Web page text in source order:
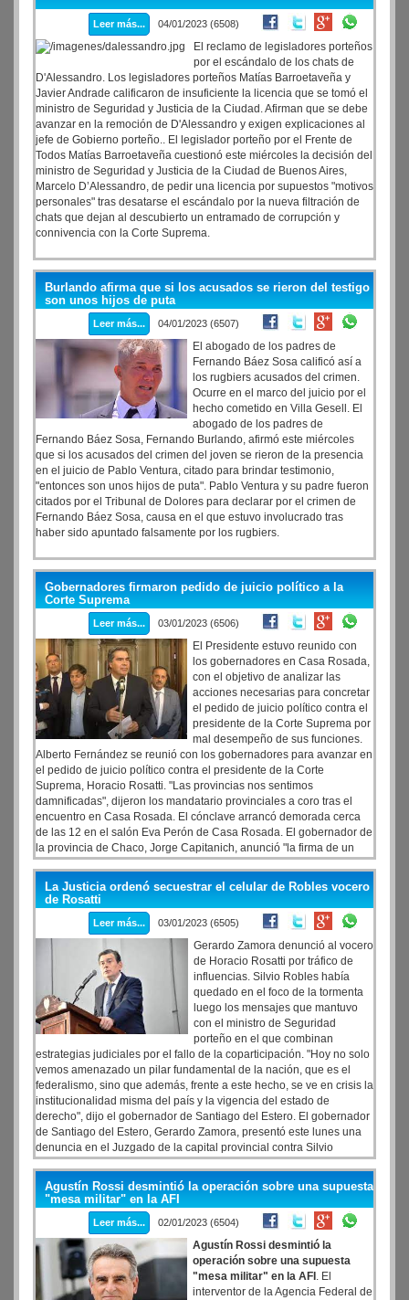
Leer más... 04/01/2023 (6508)
El reclamo de legisladores porteños
por el escándalo de los chats de
D'Alessandro. Los legisladores porteños Matías Barroetaveña y
Javier Andrade calificaron de insuficiente la licencia que se tomó el
ministro de Seguridad y Justicia de la Ciudad. Afirman que se debe
avanzar en la remoción de D'Alessandro y exigen explicaciones al
jefe de Gobierno porteño.. El legislador porteño por el Frente de
Todos Matías Barroetaveña cuestionó este miércoles la decisión del
ministro de Seguridad y Justicia de la Ciudad de Buenos Aires,
Marcelo D’Alessandro, de pedir una licencia por supuestos "motivos
personales" tras desatarse el escándalo por la nueva filtración de
chats que dejan al descubierto un entramado de corrupción y
connivencia con la Corte Suprema.
Burlando afirma que si los acusados se rieron del testigo
son unos hijos de puta
Leer más... 04/01/2023 (6507)
El abogado de los padres de
Fernando Báez Sosa calificó así a
los rugbiers acusados del crimen.
Ocurre en el marco del juicio por el
hecho cometido en Villa Gesell. El
abogado de los padres de
Fernando Báez Sosa, Fernando Burlando, afirmó este miércoles
que si los acusados del crimen del joven se rieron de la presencia
en el juicio de Pablo Ventura, citado para brindar testimonio,
"entonces son unos hijos de puta". Pablo Ventura y su padre fueron
citados por el Tribunal de Dolores para declarar por el crimen de
Fernando Báez Sosa, causa en el que estuvo involucrado tras
haber sido apuntado falsamente por los rugbiers.
Gobernadores firmaron pedido de juicio político a la
Corte Suprema
Leer más... 03/01/2023 (6506)
El Presidente estuvo reunido con
los gobernadores en Casa Rosada,
con el objetivo de analizar las
acciones necesarias para concretar
el pedido de juicio político contra el
presidente de la Corte Suprema por
mal desempeño de sus funciones.
Alberto Fernández se reunió con los gobernadores para avanzar en
el pedido de juicio político contra el presidente de la Corte
Suprema, Horacio Rosatti. "Las provincias nos sentimos
damnificadas", dijeron los mandatario provinciales a coro tras el
encuentro en Casa Rosada. El cónclave arrancó demorada cerca
de las 12 en el salón Eva Perón de Casa Rosada. El gobernador de
la provincia de Chaco, Jorge Capitanich, anunció "la firma de un
pedido de juicio político" por mal desempeño de sus funciones de
los cuatro jueces de la Corte Suprema de Justicia, tras una reunión
de mandatarios provinciales con el presidente Alberto Fernández
en la Casa de Gobierno.
La Justicia ordenó secuestrar el celular de Robles vocero
de Rosatti
Leer más... 03/01/2023 (6505)
Gerardo Zamora denunció al vocero
de Horacio Rosatti por tráfico de
influencias. Silvio Robles había
quedado en el foco de la tormenta
luego los mensajes que mantuvo
con el ministro de Seguridad
porteño en el que combinan
estrategias judiciales por el fallo de la coparticipación. "Hoy no solo
vemos amenazado un pilar fundamental de la nación, que es el
federalismo, sino que además, frente a este hecho, se ve en crisis la
institucionalidad misma del país y la vigencia del estado de
derecho", dijo el gobernador de Santiago del Estero. El gobernador
de Santiago del Estero, Gerardo Zamora, presentó este lunes una
denuncia en el Juzgado de la capital provincial contra Silvio
Robles, estrecho colaborador del presidente de la Corte Suprema
de Justicia, Horacio Rosatti
Agustín Rossi desmintió la operación sobre una supuesta
"mesa militar" en la AFI
Leer más... 02/01/2023 (6504)
Agustín Rossi desmintió la
operación sobre una supuesta
"mesa militar" en la AFI . El
interventor de la Agencia Federal de